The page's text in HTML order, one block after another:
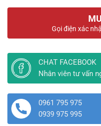
Gọi điện xác
CHAT FACEBOOK
Nhân viên tư vấn
0961 795 975
0939 975 995